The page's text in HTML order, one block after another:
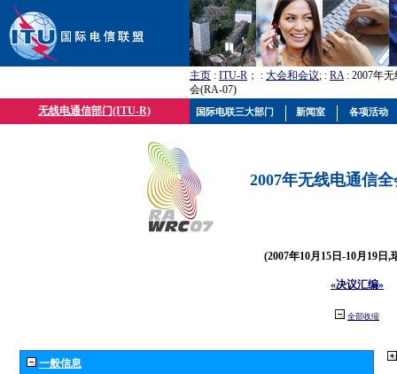
主页 : ITU-R ； : 大会和会议; : RA: 2007年
会(RA-07)
无线电通信部门(ITU-R)
2007年无线电通信
(2007年10月15日-10月19日,
«决议汇编»
全部收缩
一般信息
国际电联三大部门 新闻室 各项活动